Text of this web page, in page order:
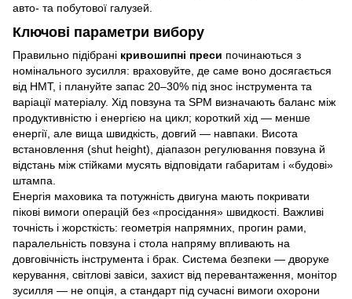
авто- та побутової галузей.
Ключові параметри вибору
Правильно підібрані кривошипні преси починаються з
номінального зусилля: враховуйте, де саме воно досягається
від НМТ, і плануйте запас 20–30% під знос інструмента та
варіації матеріалу. Хід повзуна та SPM визначають баланс між
продуктивністю і енергією на цикл; короткий хід — менше
енергії, але вища швидкість, довгий — навпаки. Висота
встановлення (shut height), діапазон регулювання повзуна й
відстань між стійками мусять відповідати габаритам і «будові»
штампа.
Енергія маховика та потужність двигуна мають покривати
пікові вимоги операцій без «просідання» швидкості. Важливі
точність і жорсткість: геометрія напрямних, прогин рами,
паралельність повзуна і стола напряму впливають на
довговічність інструмента і брак. Система безпеки — дворуке
керування, світлові завіси, захист від перевантаження, монітор
зусилля — не опція, а стандарт під сучасні вимоги охорони